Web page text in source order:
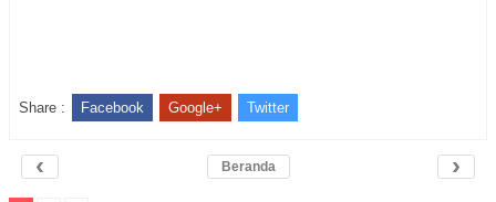
Share : Facebook Google+ Twitter
‹ ›
Beranda